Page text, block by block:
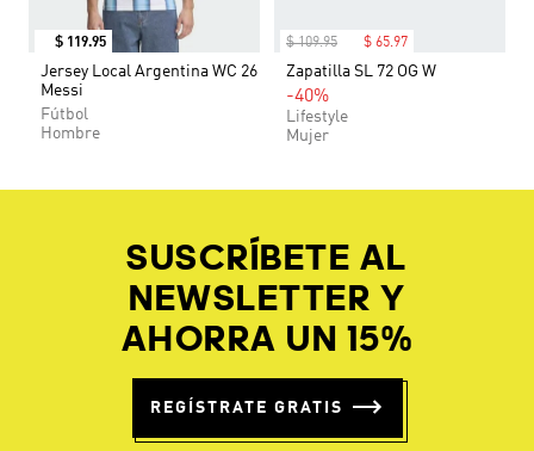
$ 119.95
Jersey Local Argentina WC 26
Messi
Fútbol
Hombre
$ 109.95 $ 65.97
Zapatilla SL 72 OG W
-40%
Lifestyle
Mujer
SUSCRÍBETE AL
NEWSLETTER Y
AHORRA UN 15%
REGÍSTRATE GRATIS